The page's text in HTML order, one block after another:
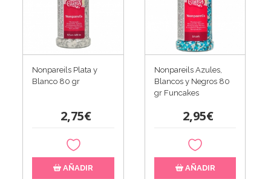
Nonpareils Plata y
Blanco 80 gr
2,75€
AÑADIR
Nonpareils Azules,
Blancos y Negros 80
gr Funcakes
2,95€
AÑADIR